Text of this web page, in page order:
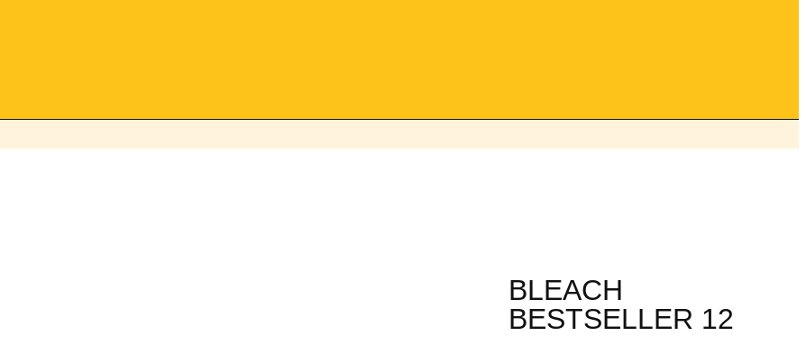
BLEACH
BESTSELLER 12